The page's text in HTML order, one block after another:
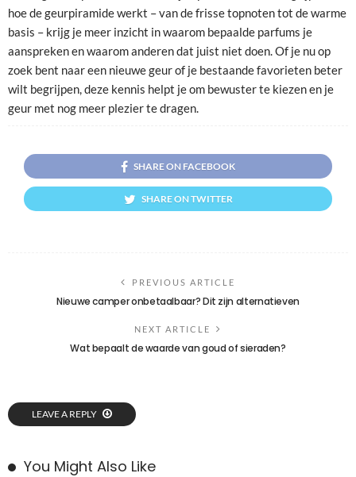
hoe de geurpiramide werkt – van de frisse topnoten tot de warme
basis – krijg je meer inzicht in waarom bepaalde parfums je
aanspreken en waarom anderen dat juist niet doen. Of je nu op
zoek bent naar een nieuwe geur of je bestaande favorieten beter
wilt begrijpen, deze kennis helpt je om bewuster te kiezen en je
geur met nog meer plezier te dragen.
SHARE ON FACEBOOK
SHARE ON TWITTER
PREVIOUS ARTICLE
Nieuwe camper onbetaalbaar? Dit zijn alternatieven
NEXT ARTICLE
Wat bepaalt de waarde van goud of sieraden?
LEAVE A REPLY
You Might Also Like